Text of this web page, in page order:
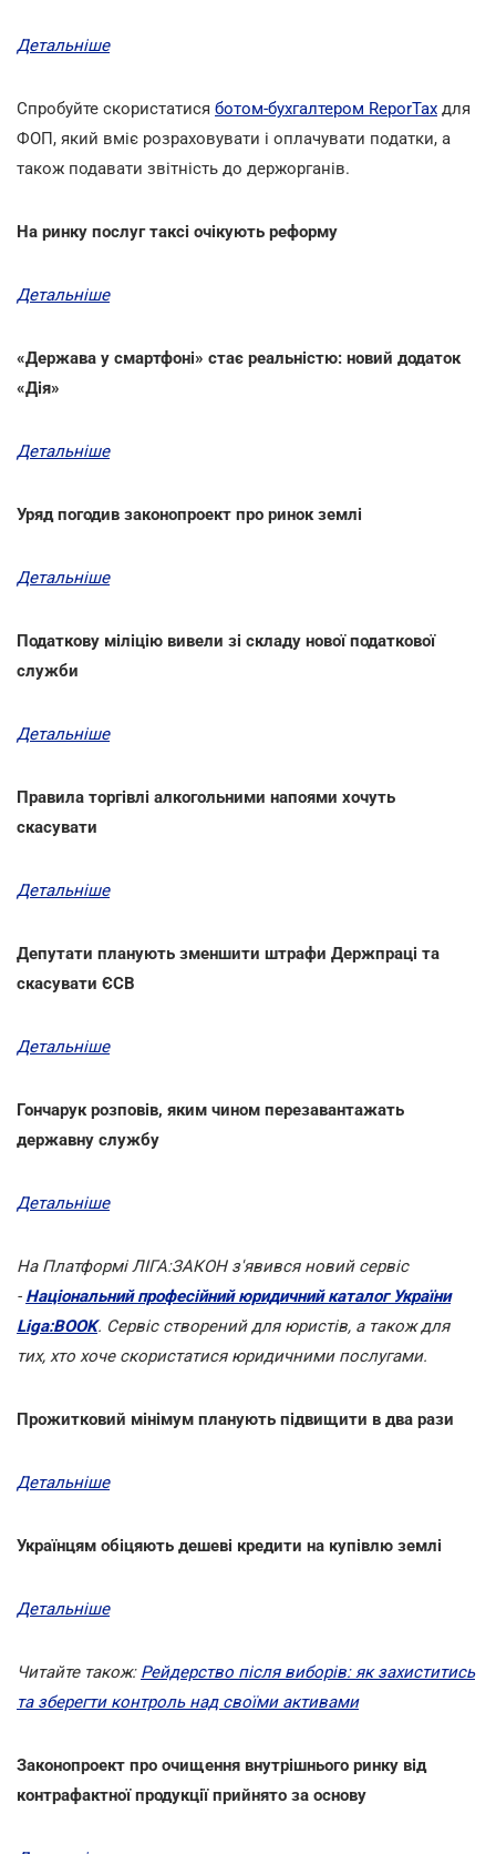
Детальніше
Спробуйте скористатися ботом-бухгалтером ReporTax для
ФОП, який вміє розраховувати і оплачувати податки, а
також подавати звітність до держорганів.
На ринку послуг таксі очікують реформу
Детальніше
«Держава у смартфоні» стає реальністю: новий додаток
«Дія»
Детальніше
Уряд погодив законопроект про ринок землі
Детальніше
Податкову міліцію вивели зі складу нової податкової
служби
Детальніше
Правила торгівлі алкогольними напоями хочуть
скасувати
Детальніше
Депутати планують зменшити штрафи Держпраці та
скасувати ЄСВ
Детальніше
Гончарук розповів, яким чином перезавантажать
державну службу
Детальніше
На Платформі ЛІГА:ЗАКОН з'явився новий сервіс
- Національний професійний юридичний каталог України
Liga:BOOK. Сервіс створений для юристів, а також для
тих, хто хоче скористатися юридичними послугами.
Прожитковий мінімум планують підвищити в два рази
Детальніше
Українцям обіцяють дешеві кредити на купівлю землі
Детальніше
Читайте також: Рейдерство після виборів: як захиститись
та зберегти контроль над своїми активами
Законопроект про очищення внутрішнього ринку від
контрафактної продукції прийнято за основу